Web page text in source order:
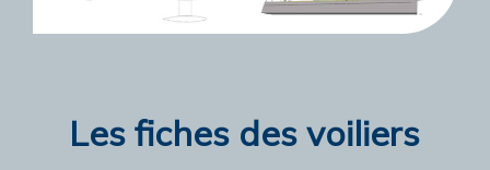
Les fiches des voiliers